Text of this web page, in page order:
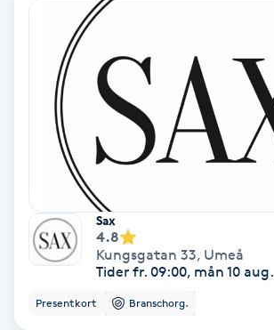
Kosmetisk tatuering
Kostrådgivning
Kroppsinpackning
Kroppspeeling
Käkledsbehandling
Kärlbehandling
Sax
4.8
Kungsgatan 33, Umeå
Tider fr. 09:00, mån 10 aug.
Presentkort Branschorg.